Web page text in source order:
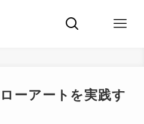
ーアートを実践す